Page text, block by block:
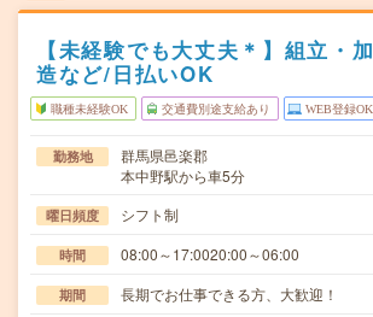
【未経験でも大丈夫＊】組立・
造など/日払いOK
職種未経験OK 交通費別途支給あり WEB登録OK
勤務地
群馬県邑楽郡
本中野駅から車5分
曜日頻度 シフト制
時間 08:00～17:0020:00～06:00
期間 長期でお仕事できる方、大歓迎！